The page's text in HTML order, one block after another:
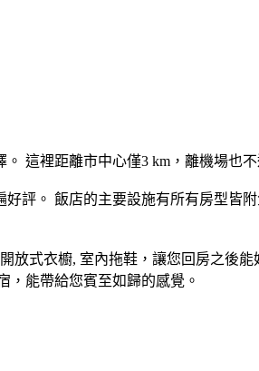
這裡距離市中心僅3 km，離機場也
評。 飯店的主要設施有所有房型皆
放式衣櫥, 室內拖鞋，讓您回房之後
，能帶給您賓至如歸的感覺。